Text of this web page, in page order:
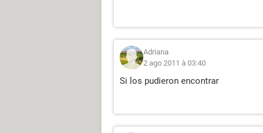
Adriana
2 ago 2011 à 03:40
Si los pudieron encontrar